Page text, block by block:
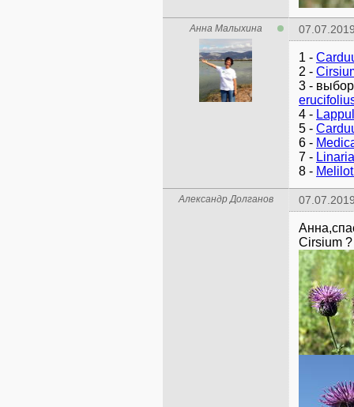
Анна Малыхина
1 -
2 -
3 -
4 -
5 -
6 -
7 -
8 -
Александр Долганов